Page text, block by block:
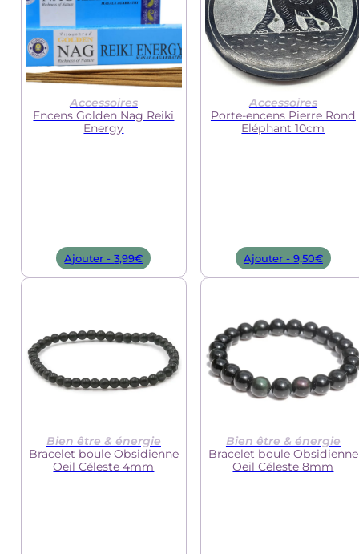
Accessoires
Encens Golden Nag Reiki
Energy
Ajouter -3,99€
Accessoires
Porte-encens Pierre Rond
Eléphant 10cm
Ajouter - 9,50€
Bien être & énergie
Bracelet boule Obsidienne
Oeil Céleste 4mm
Bien être & énergie
Bracelet boule Obsidienne
Oeil Céleste 8mm